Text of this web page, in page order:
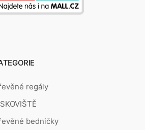
regály
bedničky